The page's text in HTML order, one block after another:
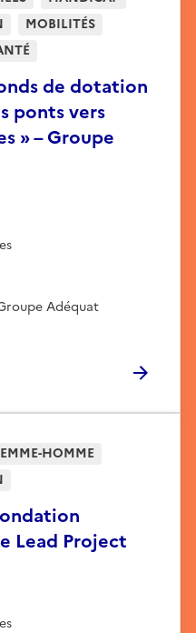
de dotation
ponts vers
» – Groupe
MOBILITÉS
Adéquat
Lead Project
HOMME